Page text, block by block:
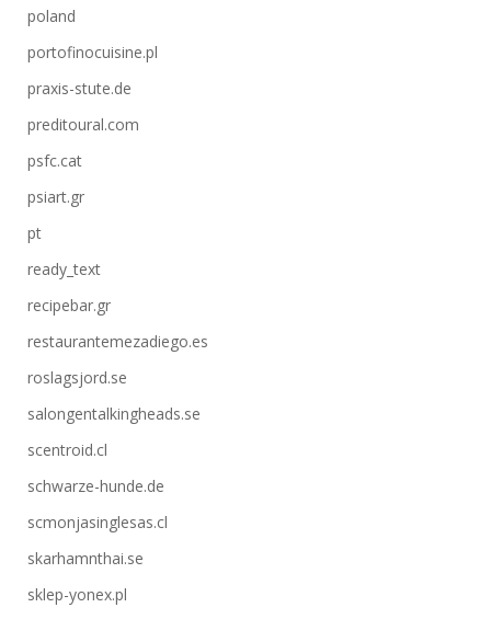
poland
portofinocuisine.pl
praxis-stute.de
preditoural.com
psfc.cat
psiart.gr
pt
ready_text
recipebar.gr
restaurantemezadiego.es
roslagsjord.se
salongentalkingheads.se
scentroid.cl
schwarze-hunde.de
scmonjasinglesas.cl
skarhamnthai.se
sklep-yonex.pl